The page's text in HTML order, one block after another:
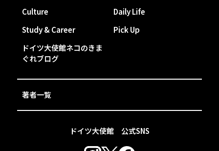
ドイツ大使館 公式SNS
Culture
Daily Life
Study & Career
Pick Up
ドイツ大使館ネコのきま
ぐれブログ
著者一覧